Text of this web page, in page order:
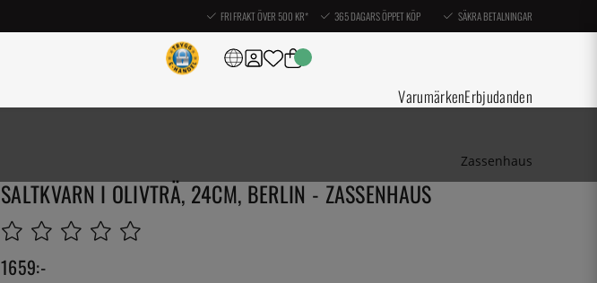
FRI FRAKT ÖVER 500 KR* 365 DAGARS ÖPPET KÖP SÄKRA BETALNINGAR
VarumärkenErbjudanden
Zassenhaus
SALTKVARN I OLIVTRÄ, 24CM, BERLIN - ZASSENHAUS
1659:-